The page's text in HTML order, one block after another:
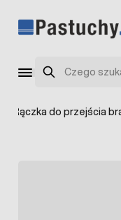
Szukaj
Rączka do przejścia